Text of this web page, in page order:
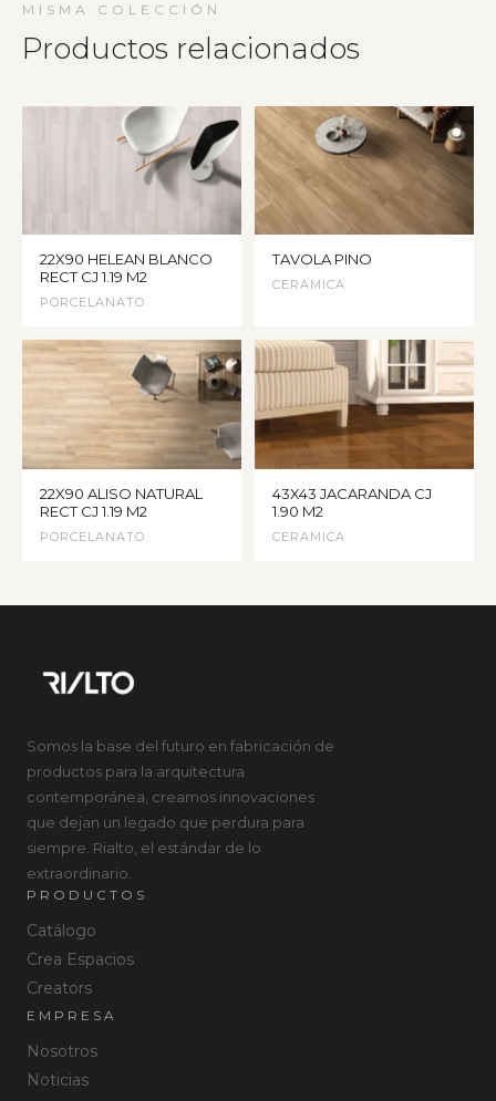
MISMA COLECCIÓN
Productos relacionados
22X90 HELEAN BLANCO
RECT CJ 1.19 M2
PORCELANATO
TAVOLA PINO
CERAMICA
22X90 ALISO NATURAL
RECT CJ 1.19 M2
PORCELANATO
43X43 JACARANDA CJ
1.90 M2
CERAMICA
Somos la base del futuro en fabricación de
productos para la arquitectura
contemporánea, creamos innovaciones
que dejan un legado que perdura para
siempre. Rialto, el estándar de lo
extraordinario.
PRODUCTOS
Catálogo
Crea Espacios
Creators
EMPRESA
Nosotros
Noticias